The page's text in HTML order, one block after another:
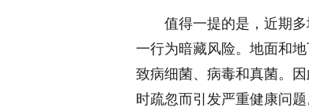
值得一提的是，近期多
一行为暗藏风险。地面和
致病细菌、病毒和真菌。
时疏忽而引发严重健康问题